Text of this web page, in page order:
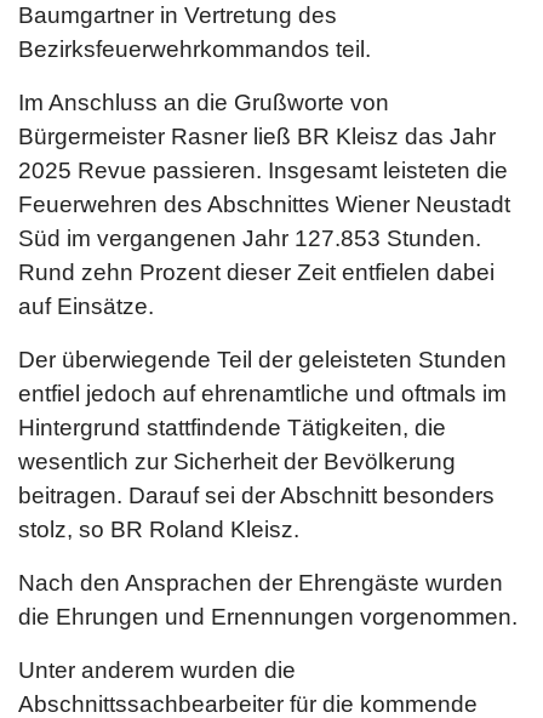
Baumgartner in Vertretung des
Bezirksfeuerwehrkommandos teil.
Im Anschluss an die Grußworte von
Bürgermeister Rasner ließ BR Kleisz das Jahr
2025 Revue passieren. Insgesamt leisteten die
Feuerwehren des Abschnittes Wiener Neustadt
Süd im vergangenen Jahr 127.853 Stunden.
Rund zehn Prozent dieser Zeit entfielen dabei
auf Einsätze.
Der überwiegende Teil der geleisteten Stunden
entfiel jedoch auf ehrenamtliche und oftmals im
Hintergrund stattfindende Tätigkeiten, die
wesentlich zur Sicherheit der Bevölkerung
beitragen. Darauf sei der Abschnitt besonders
stolz, so BR Roland Kleisz.
Nach den Ansprachen der Ehrengäste wurden
die Ehrungen und Ernennungen vorgenommen.
Unter anderem wurden die
Abschnittssachbearbeiter für die kommende